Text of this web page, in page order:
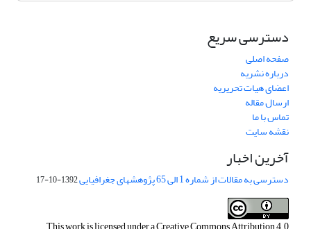
دسترسی سریع
صفحه اصلی
درباره نشریه
اعضای هیات تحریریه
ارسال مقاله
تماس با ما
نقشه سایت
آخرین اخبار
دسترسی به مقالات از شماره 1 الی 65 پژوهشهای جغرافیایی 1392-10-17